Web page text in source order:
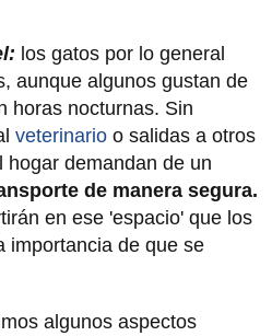
los gatos por lo general
aunque algunos gustan de
horas nocturnas. Sin
veterinario o salidas a otros
hogar demandan de un
de manera segura.
en ese 'espacio' que los
importancia de que se
algunos aspectos